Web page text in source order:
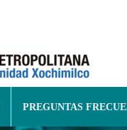
PREGUNTAS